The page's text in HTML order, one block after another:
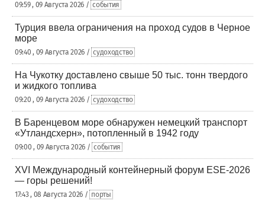
09:59 , 09 Августа 2026 / события
Турция ввела ограничения на проход судов в Черное
море
09:40 , 09 Августа 2026 / судоходство
На Чукотку доставлено свыше 50 тыс. тонн твердого
и жидкого топлива
09:20 , 09 Августа 2026 / судоходство
В Баренцевом море обнаружен немецкий транспорт
«Утландсхерн», потопленный в 1942 году
09:00 , 09 Августа 2026 / события
XVI Международный контейнерный форум ESE-2026
— горы решений!
17:43 , 08 Августа 2026 / порты